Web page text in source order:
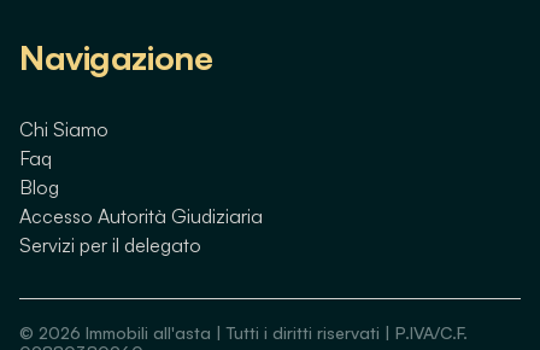
Navigazione
Chi Siamo
Faq
Blog
Accesso Autorità Giudiziaria
Servizi per il delegato
© 2026 Immobili all'asta | Tutti i diritti riservati | P.IVA/C.F.